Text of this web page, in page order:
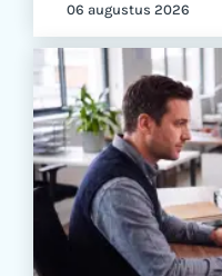
06 augustus 2026